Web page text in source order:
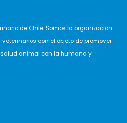
de Chile. Somos la organización
con el objeto de promover
salud animal con la humana y